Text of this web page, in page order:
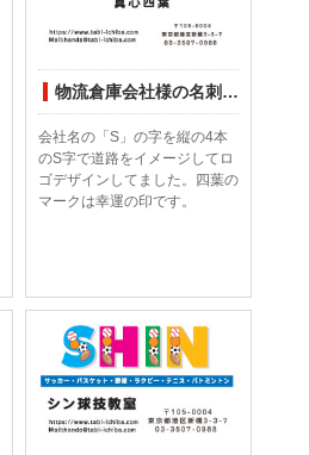
物流倉庫会社様の名刺印刷デザインしてみました
会社名の「S」の字を縦の4本
のS字で道路をイメージしてロ
ゴデザインしてました。四葉の
マークは幸運の印です。